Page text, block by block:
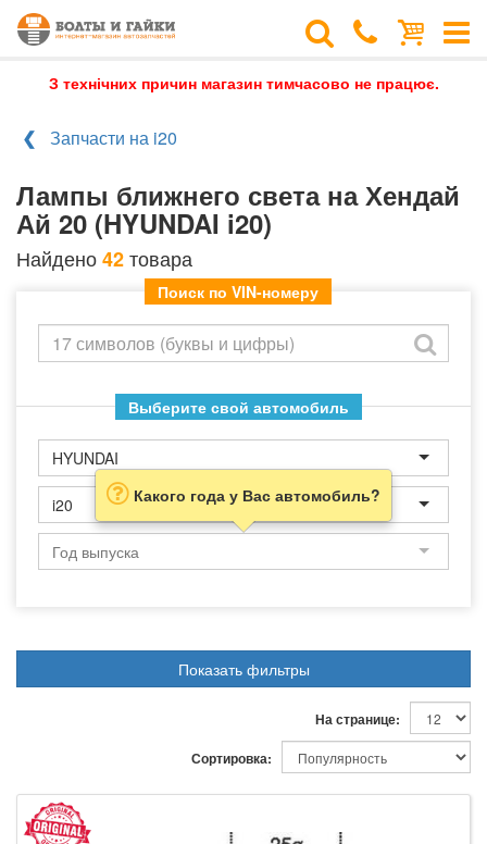
З технічних причин магазин тимчасово не працює.
Запчасти на i20
Лампы ближнего света на Хендай
Ай 20 (HYUNDAI i20)
Найдено42товара
Поиск по VIN-номеру
Выберите свой автомобиль
HYUNDAI
i20 Какого года у Вас автомобиль?
Показать фильтры
На странице:
Сортировка: